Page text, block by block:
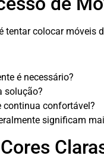
tentar colocar móveis
é necessário?
solução?
continua confortável?
significam